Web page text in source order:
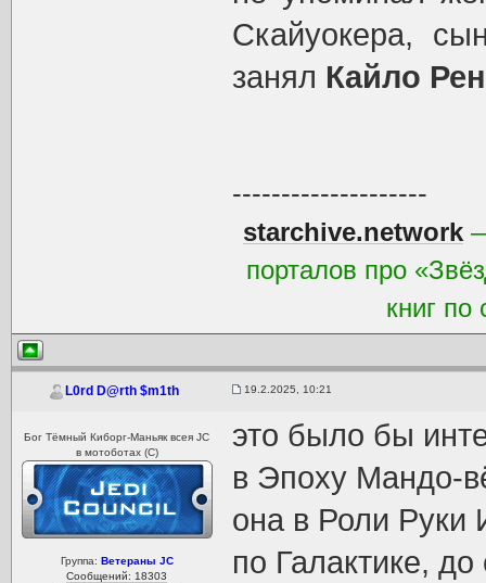
Скайуокера,
занял Кайло Рен
--------------------
starchive.network
порталов про
книг по
L0rd D@rth $m1th 19.2.2025, 10:21
Бог Тёмный Киборг-Маньяк всея JC
в мотоботах (С)
Группа: Ветераны JC
Сообщений: 18303
это было бы
в Эпоху Мандо-
она в Роли Руки
по Галактике,